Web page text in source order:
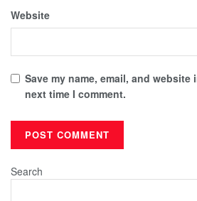
Website
Save my name, email, and
next time I comment.
Search